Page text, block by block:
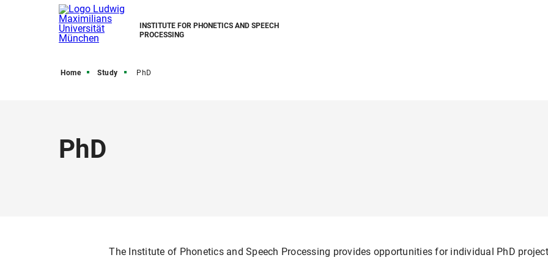
INSTITUTE FOR PHONETICS AND SPEECH
PROCESSING
Home Study PhD
PhD
The Institute of Phonetics and Speech Processing provides opportunities for individual PhD